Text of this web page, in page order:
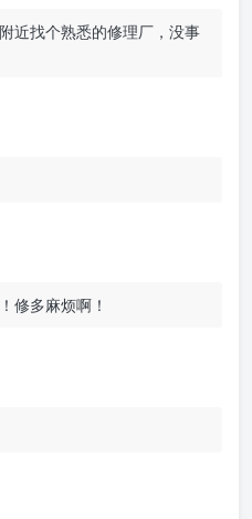
近找个熟悉的修理厂，没事
修多麻烦啊！